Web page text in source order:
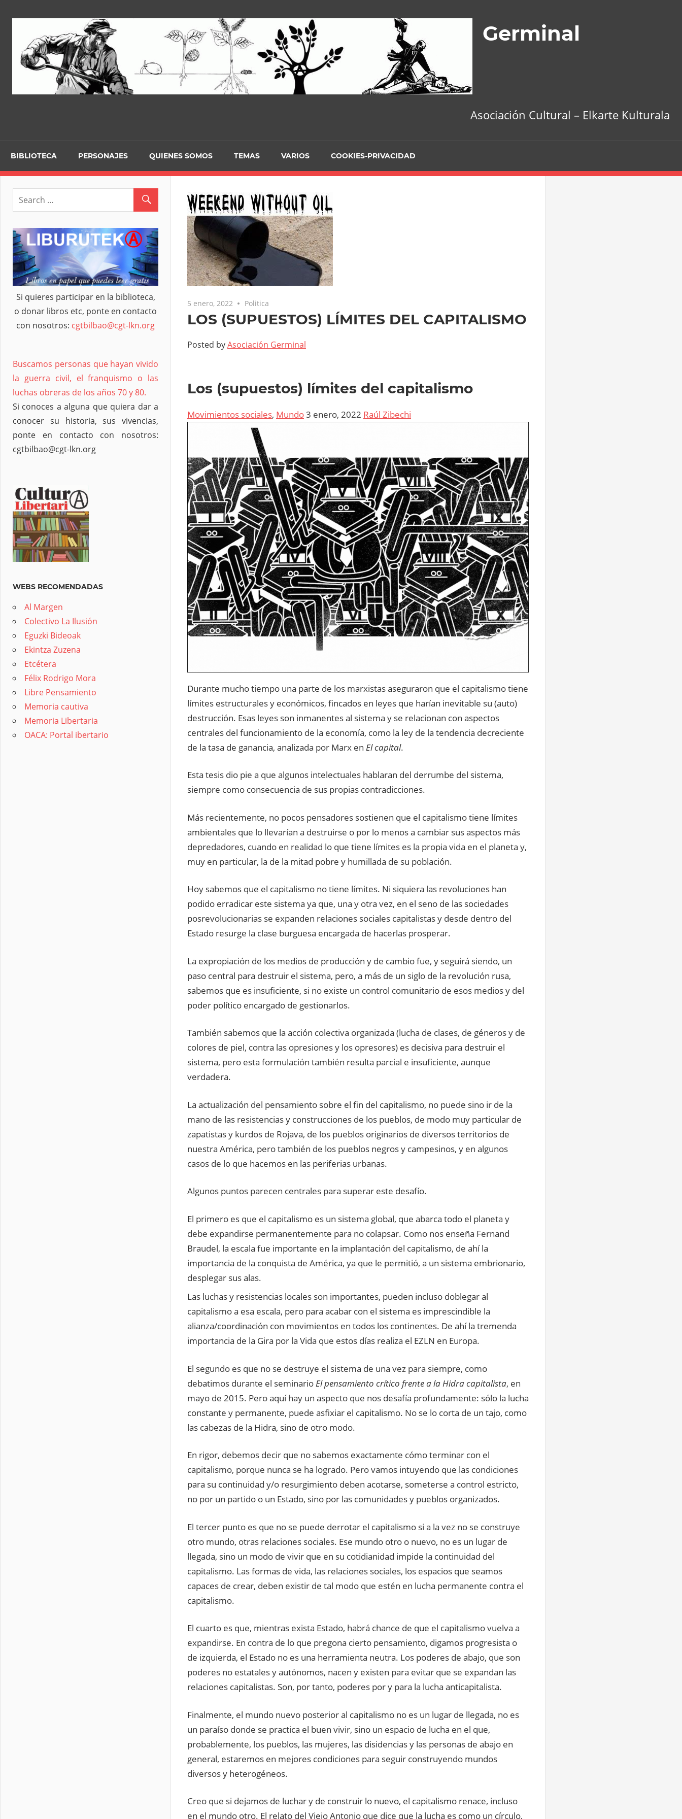
Germinal
Asociación Cultural – Elkarte Kulturala
BIBLIOTECA PERSONAJES QUIENES SOMOS TEMAS VARIOS COOKIES-PRIVACIDAD
5 enero, 2022 Politica
LOS (SUPUESTOS) LÍMITES DEL CAPITALISMO
Posted byAsociación Germinal
Los (supuestos) límites del capitalismo
Movimientos sociales, Mundo3 enero, 2022 Raúl Zibechi
Durante mucho tiempo una parte de los marxistas aseguraron que el capitalismo tiene
límites estructurales y económicos, fincados en leyes que harían inevitable su (auto)
destrucción. Esas leyes son inmanentes al sistema y se relacionan con aspectos
centrales del funcionamiento de la economía, como la ley de la tendencia decreciente
de la tasa de ganancia, analizada por Marx en El capital.
Esta tesis dio pie a que algunos intelectuales hablaran del derrumbe del sistema,
siempre como consecuencia de sus propias contradicciones.
Más recientemente, no pocos pensadores sostienen que el capitalismo tiene límites
ambientales que lo llevarían a destruirse o por lo menos a cambiar sus aspectos más
depredadores, cuando en realidad lo que tiene límites es la propia vida en el planeta y,
muy en particular, la de la mitad pobre y humillada de su población.
Hoy sabemos que el capitalismo no tiene límites. Ni siquiera las revoluciones han
podido erradicar este sistema ya que, una y otra vez, en el seno de las sociedades
posrevolucionarias se expanden relaciones sociales capitalistas y desde dentro del
Estado resurge la clase burguesa encargada de hacerlas prosperar.
La expropiación de los medios de producción y de cambio fue, y seguirá siendo, un
paso central para destruir el sistema, pero, a más de un siglo de la revolución rusa,
sabemos que es insuficiente, si no existe un control comunitario de esos medios y del
poder político encargado de gestionarlos.
También sabemos que la acción colectiva organizada (lucha de clases, de géneros y de
colores de piel, contra las opresiones y los opresores) es decisiva para destruir el
sistema, pero esta formulación también resulta parcial e insuficiente, aunque
verdadera.
La actualización del pensamiento sobre el fin del capitalismo, no puede sino ir de la
mano de las resistencias y construcciones de los pueblos, de modo muy particular de
zapatistas y kurdos de Rojava, de los pueblos originarios de diversos territorios de
nuestra América, pero también de los pueblos negros y campesinos, y en algunos
casos de lo que hacemos en las periferias urbanas.
Algunos puntos parecen centrales para superar este desafío.
El primero es que el capitalismo es un sistema global, que abarca todo el planeta y
debe expandirse permanentemente para no colapsar. Como nos enseña Fernand
Braudel, la escala fue importante en la implantación del capitalismo, de ahí la
importancia de la conquista de América, ya que le permitió, a un sistema embrionario,
desplegar sus alas.
Las luchas y resistencias locales son importantes, pueden incluso doblegar al
capitalismo a esa escala, pero para acabar con el sistema es imprescindible la
alianza/coordinación con movimientos en todos los continentes. De ahí la tremenda
importancia de la Gira por la Vida que estos días realiza el EZLN en Europa.
El segundo es que no se destruye el sistema de una vez para siempre, como
debatimos durante el seminarioEl pensamiento crítico frente a la Hidra capitalista, en
mayo de 2015. Pero aquí hay un aspecto que nos desafía profundamente: sólo la lucha
constante y permanente, puede asfixiar el capitalismo. No se lo corta de un tajo, como
las cabezas de la Hidra, sino de otro modo.
En rigor, debemos decir que no sabemos exactamente cómo terminar con el
capitalismo, porque nunca se ha logrado. Pero vamos intuyendo que las condiciones
para su continuidad y/o resurgimiento deben acotarse, someterse a control estricto,
no por un partido o un Estado, sino por las comunidades y pueblos organizados.
El tercer punto es que no se puede derrotar el capitalismo si a la vez no se construye
otro mundo, otras relaciones sociales. Ese mundo otro o nuevo, no es un lugar de
llegada, sino un modo de vivir que en su cotidianidad impide la continuidad del
capitalismo. Las formas de vida, las relaciones sociales, los espacios que seamos
capaces de crear, deben existir de tal modo que estén en lucha permanente contra el
capitalismo.
El cuarto es que, mientras exista Estado, habrá chance de que el capitalismo vuelva a
expandirse. En contra de lo que pregona cierto pensamiento, digamos progresista o
de izquierda, el Estado no es una herramienta neutra. Los poderes de abajo, que son
poderes no estatales y autónomos, nacen y existen para evitar que se expandan las
relaciones capitalistas. Son, por tanto, poderes por y para la lucha anticapitalista.
Finalmente, el mundo nuevo posterior al capitalismo no es un lugar de llegada, no es
un paraíso donde se practica el buen vivir, sino un espacio de lucha en el que,
probablemente, los pueblos, las mujeres, las disidencias y las personas de abajo en
general, estaremos en mejores condiciones para seguir construyendo mundos
diversos y heterogéneos.
Creo que si dejamos de luchar y de construir lo nuevo, el capitalismo renace, incluso
en el mundo otro. El relato del Viejo Antonio que dice que la lucha es como un círculo,
Si quieres participar en la biblioteca,
o donar libros etc, ponte en contacto
con nosotros: cgtbilbao@cgt-lkn.org
Buscamos personas que hayan vivido
la guerra civil, el franquismo o las
luchas obreras de los años 70 y 80.
Si conoces a alguna que quiera dar a
conocer su historia, sus vivencias,
ponte en contacto con nosotros:
cgtbilbao@cgt-lkn.org
WEBS RECOMENDADAS
Al Margen
Colectivo La Ilusión
Eguzki Bideoak
Ekintza Zuzena
Etcétera
Félix Rodrigo Mora
Libre Pensamiento
Memoria cautiva
Memoria Libertaria
OACA: Portal ibertario